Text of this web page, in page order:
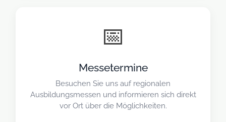
📅
Messetermine
Besuchen Sie uns auf regionalen
Ausbildungsmessen und informieren sich direkt
vor Ort über die Möglichkeiten.